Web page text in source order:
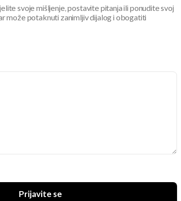
svoje mišljenje, postavite pitanja ili ponudite svoj
može potaknuti zanimljiv dijalog i obogatiti
Prijavite se